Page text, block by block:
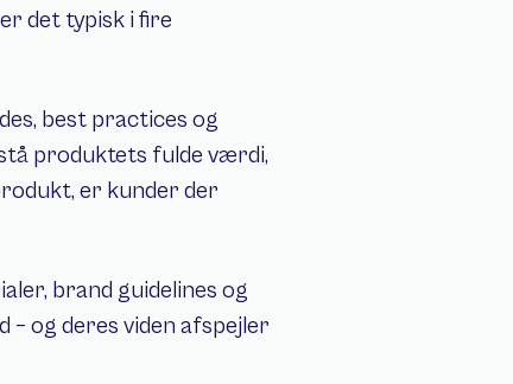
det typisk i fire
best practices og
produktets fulde værdi,
er kunder der
brand guidelines og
og deres viden afspejler